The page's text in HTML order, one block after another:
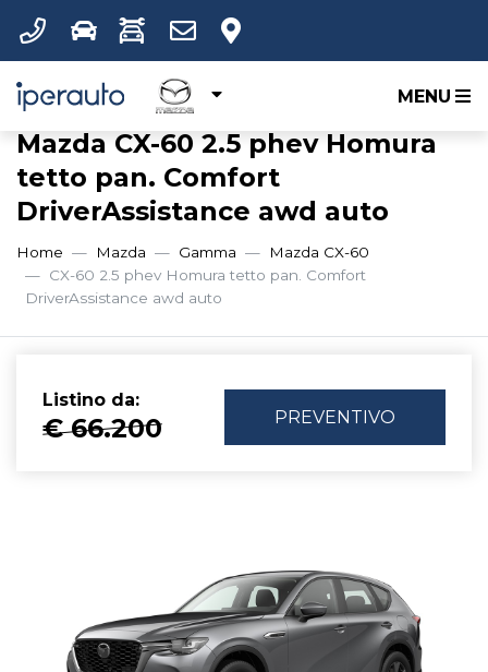
MENU
Mazda CX-60 2.5 phev Homura
tetto pan. Comfort
DriverAssistance awd auto
Home Mazda Gamma
Mazda CX-60
CX-60 2.5 phev Homura tetto pan. Comfort
DriverAssistance awd auto
Listino da:
€ 66.200 PREVENTIVO